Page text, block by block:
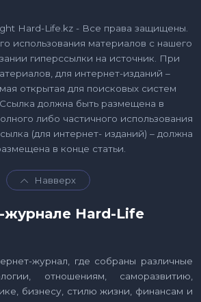
Hard-Life.kz - Все права защищены.
использования материалов с нашего
гиперссылки на источник. При
для интернет-изданий –
открытая для поисковых систем
должна быть размещена в
либо частичного использования
(для интернет- изданий) – должна
в конце статьи.
Навверх
журнале Hard-Life
журнал, где собраны различные
отношениям, саморазвитию,
бизнесу, стилю жизни, финансам и